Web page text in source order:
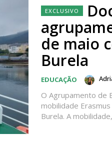
de maio
Burela
EDUCAÇÃO
O Agrupamento de
mobilidade
Burela. A